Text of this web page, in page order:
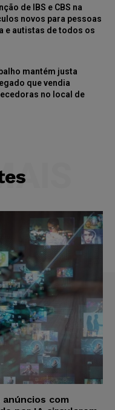
de IBS e CBS na
novos para pessoas
e autistas de todos os
mantém justa
que vendia
no local de
com